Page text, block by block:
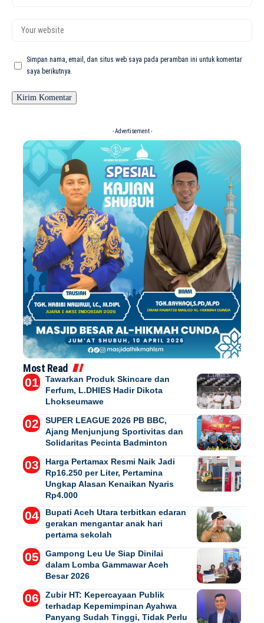
Simpan nama, email, dan situs web saya pada peramban ini untuk komentar
saya berikutnya.
- Advertisement -
Most Read
Tawarkan Produk Skincare dan
Ferfum, L.DHIES Hadir Dikota
Lhokseumawe
SUPER LEAGUE 2026 PB BBC,
Ajang Menjunjung Sportivitas dan
Solidaritas Pecinta Badminton
Harga Pertamax Resmi Naik Jadi
Rp16.250 per Liter, Pertamina
Ungkap Alasan Kenaikan Nyaris
Rp4.000
Bupati Aceh Utara terbitkan edaran
gerakan mengantar anak hari
pertama sekolah
Gampong Leu Ue Siap Dinilai
dalam Lomba Gammawar Aceh
Besar 2026
Zubir HT: Kepercayaan Publik
terhadap Kepemimpinan Ayahwa
Panyang Sudah Tinggi, Tidak Perlu